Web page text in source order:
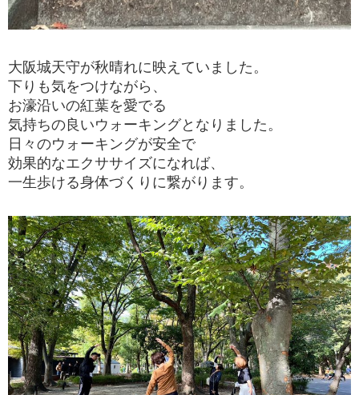
大阪城天守が秋晴れに映えていました。
下りも気をつけながら、
お濠沿いの紅葉を愛でる
気持ちの良いウォーキングとなりました。
日々のウォーキングが安全で
効果的なエクササイズになれば、
一生歩ける身体づくりに繋がります。